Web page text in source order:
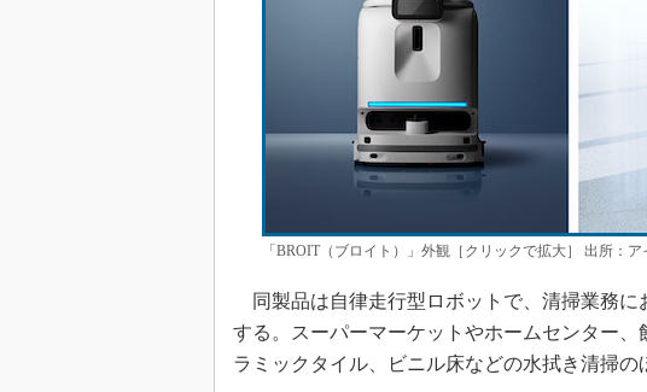
「BROIT（ブロイト）」外観［クリックで拡大］ 出所：
同製品は自律走行型ロボットで、清掃業務に
する。スーパーマーケットやホームセンター
ラミックタイル、ビニル床などの水拭き清掃の